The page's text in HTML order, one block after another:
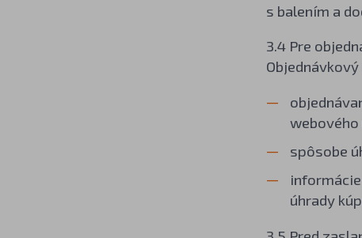
s balením a
3.4 Pre
webového
spôsobe
úhrady